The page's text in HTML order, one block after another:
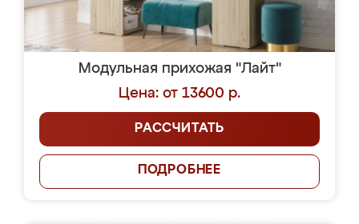
Модульная прихожая "Лайт"
Цена: от 13600 р.
РАССЧИТАТЬ
ПОДРОБНЕЕ